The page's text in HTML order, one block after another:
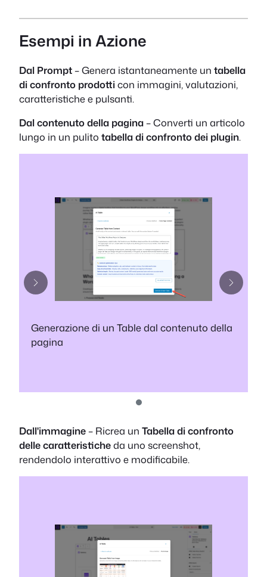
Esempi in Azione
Dal Prompt– Genera istantaneamente un tabella
di confronto prodotticon immagini, valutazioni,
caratteristiche e pulsanti.
Dal contenuto della pagina– Converti un articolo
lungo in un pulito tabella di confronto dei plugin.
Generazione di un Table dal contenuto della
pagina
Dall'immagine– Ricrea un Tabella di confronto
delle caratteristicheda uno screenshot,
rendendolo interattivo e modificabile.